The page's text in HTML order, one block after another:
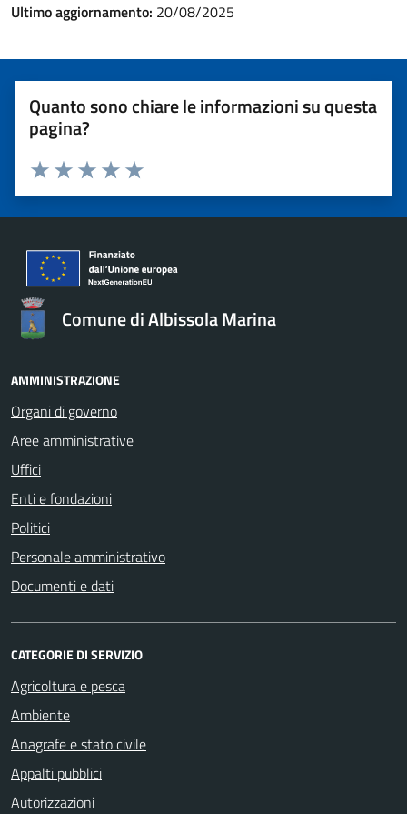
Ultimo aggiornamento: 20/08/2025
Quanto sono chiare le informazioni su questa
pagina?
Valuta 5 stelle su 5
Valuta 4 stelle su 5
Valuta 3 stelle su 5
Valuta 2 stelle su 5
Valuta 1 stelle su 5
Comune di Albissola Marina
AMMINISTRAZIONE
Organi di governo
Aree amministrative
Uffici
Enti e fondazioni
Politici
Personale amministrativo
Documenti e dati
CATEGORIE DI SERVIZIO
Agricoltura e pesca
Ambiente
Anagrafe e stato civile
Appalti pubblici
Autorizzazioni